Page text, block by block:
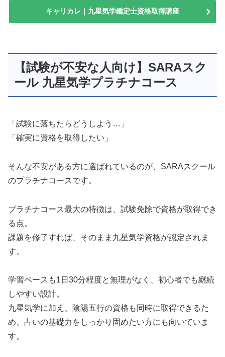
キャリカレ｜九星気学鑑定士資格取得講座
【試験が不安な人向け】SARAスク
ール 九星気学プラチナコース
「試験に落ちたらどうしよう…」
「確実に資格を取得したい」
そんな不安がある方に選ばれているのが、SARAスクール
のプラチナコースです。
プラチナコース最大の特徴は、試験免除で資格が取得でき
る点。
課題を修了すれば、そのまま九星気学資格が認定されま
す。
学習ペースも1日30分程度と無理がなく、初心者でも継続
しやすい設計。
九星気学に加え、陰陽五行の資格も同時に取得できるた
め、占いの基礎力をしっかり固めたい方にも向いていま
す。